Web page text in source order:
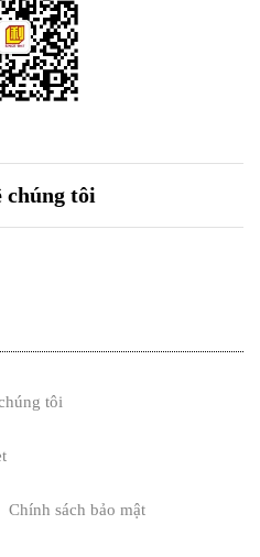
chúng tôi
tôi
Chính sách bảo mật